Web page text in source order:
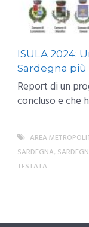
ISULA 2024:
Sardegna
Report di un
concluso e che
AREA
SARDEGNA,
TESTATA